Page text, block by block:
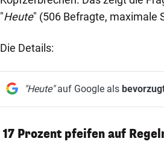
"Heute" (506 Befragte, maximale
Die Details:
"Heute"auf Google als
17 Prozent pfeifen auf